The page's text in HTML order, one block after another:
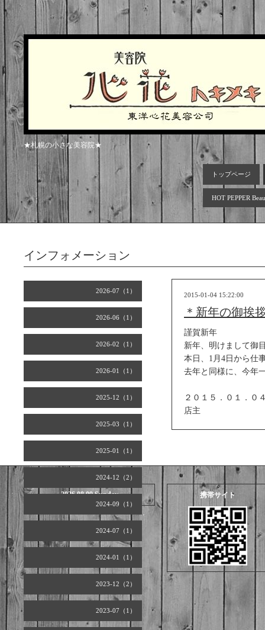
★札幌の小さな美容院★
トップページ
HOT PEPPER
2026-07（1）
2026-06（1）
2026-02（1）
2026-01（1）
2025-12（1）
2025-03（1）
2025-01（1）
2024-12（2）
2024-09（1）
2024-07（1）
2024-01（1）
2023-12（2）
2023-07（1）
インフォメーション
2015-01-04 15:22:00
＊新年の御挨
謹賀新年
新年、明けまして御
本日、1月4日から仕
去年と同様に、今年
２０１５．０１．０
店主
2026.08.09 Sunday 携帯サイト